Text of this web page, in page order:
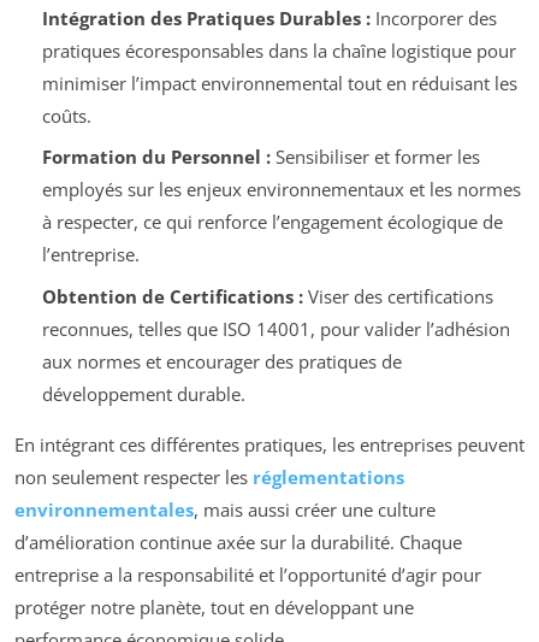
Intégration des Pratiques Durables :Incorporer des
pratiques écoresponsables dans la chaîne logistique pour
minimiser l’impact environnemental tout en réduisant les
coûts.
Formation du Personnel :Sensibiliser et former les
employés sur les enjeux environnementaux et les normes
à respecter, ce qui renforce l’engagement écologique de
l’entreprise.
Obtention de Certifications :Viser des certifications
reconnues, telles que ISO 14001, pour valider l’adhésion
aux normes et encourager des pratiques de
développement durable.
En intégrant ces différentes pratiques, les entreprises peuvent
non seulement respecter les réglementations
environnementales, mais aussi créer une culture
d’amélioration continue axée sur la durabilité. Chaque
entreprise a la responsabilité et l’opportunité d’agir pour
protéger notre planète, tout en développant une